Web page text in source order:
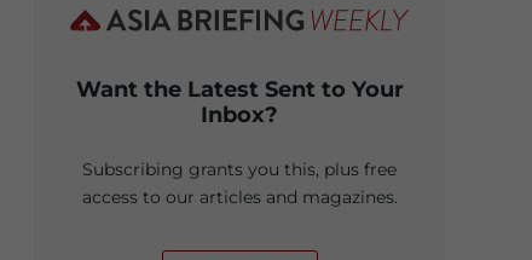
Want the Latest Sent to Your
Inbox?
Subscribing grants you this, plus free
access to our articles and magazines.